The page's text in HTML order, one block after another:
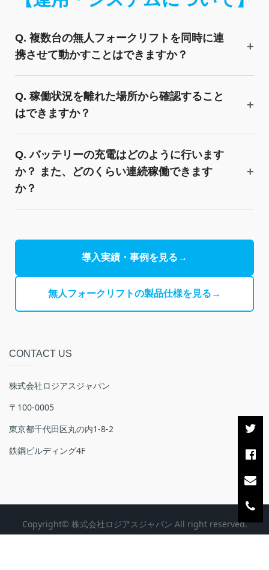
Q. 複数台の無人フォークリフトを同時に連
携させて動かすことはできますか？
Q. 稼働状況を離れた場所から確認すること
はできますか？
Q. バッテリーの充電はどのように行います
か？ また、どのくらい連続稼働できます
か？
導入実績・事例を見る →
無人フォークリフトの製品仕様を見る →
CONTACT US
株式会社ロジアスジャパン
〒100-0005
東京都千代田区丸の内1-8-2
鉄鋼ビルディング4F
Copyright© 株式会社ロジアスジャパン All right reserved.